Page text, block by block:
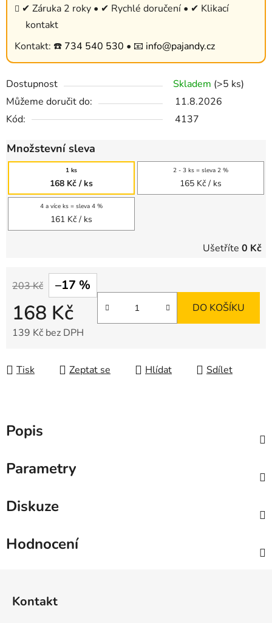
✔ Záruka 2 roky • ✔ Rychlé doručení • ✔ Klikací
kontakt
Kontakt: ☎️ 734 540 530 • 📧 info@pajandy.cz
Dostupnost Skladem (>5 ks)
Můžeme doručit do:
11.8.2026
Kód:
4137
Množstevní sleva
1 ks
168 Kč / ks
2 - 3 ks = sleva 2 %
165 Kč / ks
4 a více ks = sleva 4 %
161 Kč / ks
Ušetříte 0 Kč
203 Kč –17 %
168 Kč
139 Kč bez DPH
DO KOŠÍKU
Tisk Zeptat se Hlídat Sdílet
Popis
Parametry
Diskuze
Hodnocení
Kontakt